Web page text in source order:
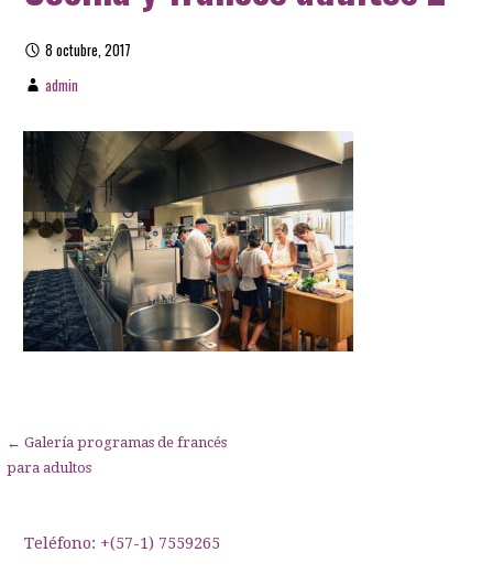
8 octubre, 2017
admin
Navegación
de
entradas
← Galería programas de francés
para adultos
Teléfono: +(57-1) 7559265